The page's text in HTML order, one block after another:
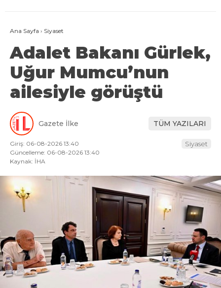
Ana Sayfa › Siyaset
Adalet Bakanı Gürlek,
Uğur Mumcu’nun
ailesiyle görüştü
Gazete İlke TÜM YAZILARI
Giriş: 06-08-2026 13:40
Güncelleme: 06-08-2026 13:40
Kaynak: İHA
Siyaset